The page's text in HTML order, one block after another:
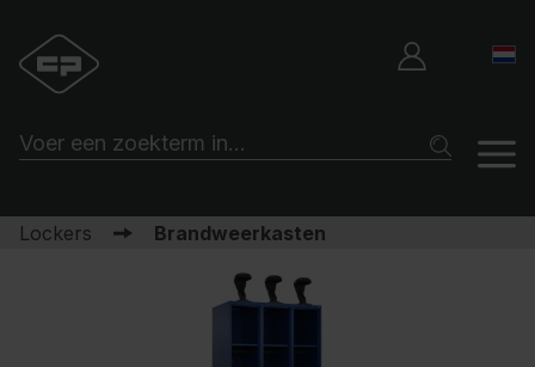
Lockers Brandweerkasten